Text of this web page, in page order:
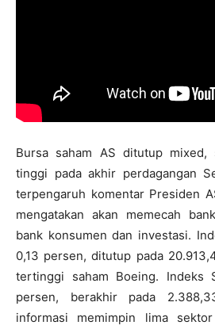
Bursa saham AS ditutup mixed,
tinggi pada akhir perdagangan
terpengaruh komentar Presiden
mengatakan akan memecah
bank konsumen dan investasi.
0,13 persen, ditutup pada
tertinggi saham Boeing.
persen, berakhir pada
informasi memimpin lima